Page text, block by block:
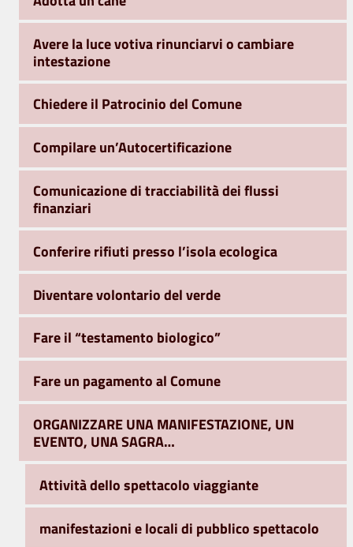
Avere la luce votiva rinunciarvi o cambiare
intestazione
Chiedere il Patrocinio del Comune
Compilare un’Autocertificazione
Comunicazione di tracciabilità dei flussi
finanziari
Conferire rifiuti presso l’isola ecologica
Diventare volontario del verde
Fare il “testamento biologico”
Fare un pagamento al Comune
ORGANIZZARE UNA MANIFESTAZIONE, UN
EVENTO, UNA SAGRA…
Attività dello spettacolo viaggiante
manifestazioni e locali di pubblico spettacolo